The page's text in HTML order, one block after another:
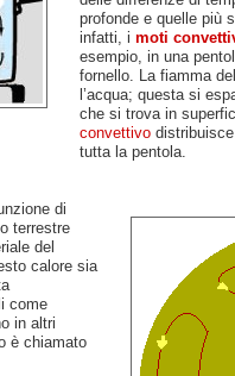
profonde e quelle più
infatti, i moti
esempio, in una
fornello. La fiamma
l’acqua; questa si
che si trova in
convettivodistribuisce
tutta la pentola.
di
terrestre
del
calore sia
come
in altri
è chiamato